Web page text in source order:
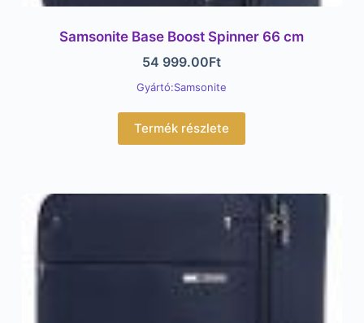
Samsonite Base Boost Spinner 66 cm
54 999.00Ft
Gyártó:Samsonite
Termék részlete